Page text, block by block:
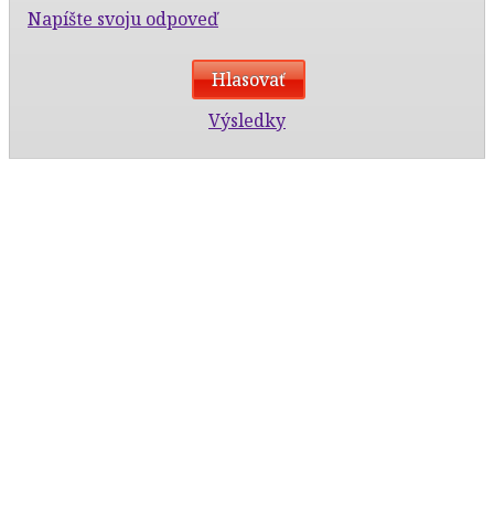
Napíšte svoju odpoveď
Výsledky